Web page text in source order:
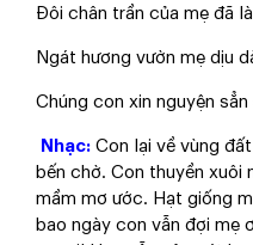
​Đôi chân trần của mẹ đã
​Ngát hương vườn mẹ dịu
​Chúng con xin nguyện
Nhạc: Con lại về vùng
bến chờ. Con thuyền xuôi
mầm mơ ước. Hạt giống
bao ngày con vẫn đợi mẹ